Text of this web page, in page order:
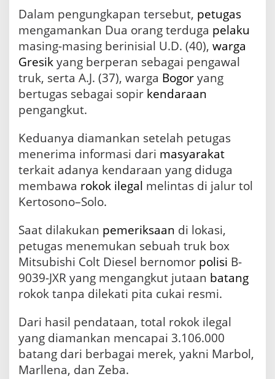
B
a
n
g
R
o
l
e
a
l
n
t
a
P
r
v
n
s
i
Dalam pengungkapan tersebut, petugas
mengamankan Dua orang terduga pelaku
masing-masing berinisial U.D. (40), warga
Gresikyang berperan sebagai pengawal
truk, serta A.J. (37), warga Bogoryang
bertugas sebagai sopir kendaraan
pengangkut.
Keduanya diamankan setelah petugas
menerima informasi dari masyarakat
terkait adanya kendaraan yang diduga
membawa rokok ilegal melintas di jalur tol
Kertosono–Solo.
Saat dilakukan pemeriksaan di lokasi,
petugas menemukan sebuah truk box
Mitsubishi Colt Diesel bernomor polisi B-
9039-JXR yang mengangkut jutaan batang
rokok tanpa dilekati pita cukai resmi.
Dari hasil pendataan, total rokok ilegal
yang diamankan mencapai 3.106.000
batang dari berbagai merek, yakni Marbol,
Marllena, dan Zeba.